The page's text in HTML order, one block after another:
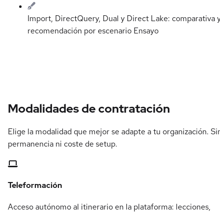
Import, DirectQuery, Dual y Direct Lake: comparativa
recomendación por escenario Ensayo
Modalidades de contratación
Elige la modalidad que mejor se adapte a tu organización.
permanencia ni coste de setup.
Teleformación
Acceso autónomo al itinerario en la plataforma: lecciones,